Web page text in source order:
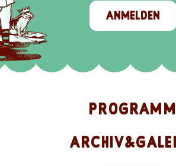
ANMELDEN
PROGRAMM